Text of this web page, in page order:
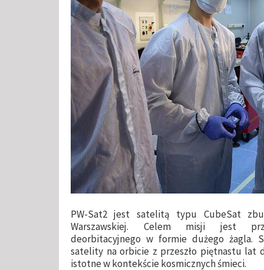
PW-Sat2 jest satelitą typu CubeSat
Warszawskiej. Celem misji jest
deorbitacyjnego w formie dużego żagla.
satelity na orbicie z przeszło piętnastu lat
istotne w kontekście kosmicznych śmieci.